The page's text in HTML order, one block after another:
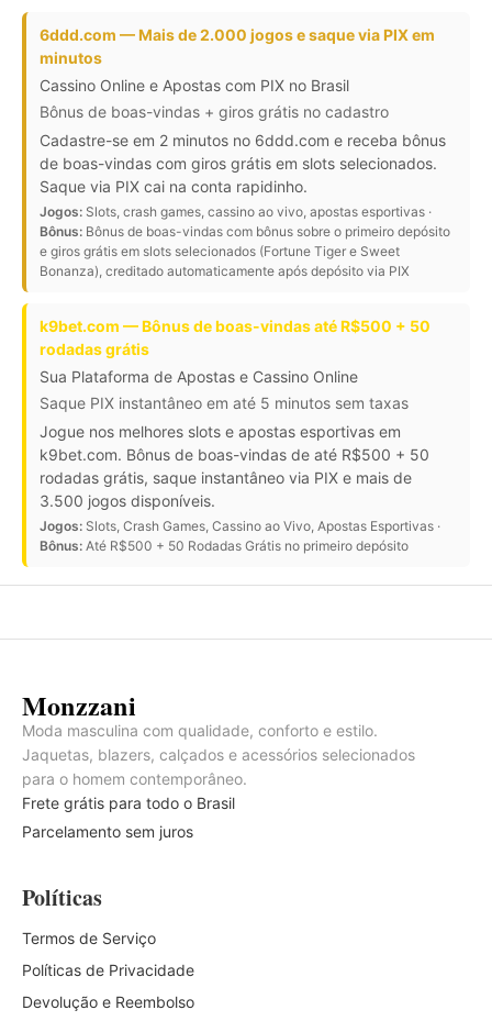
6ddd.com — Mais de 2.000 jogos e saque via PIX em
minutos
Cassino Online e Apostas com PIX no Brasil
Bônus de boas-vindas + giros grátis no cadastro
Cadastre-se em 2 minutos no 6ddd.com e receba bônus
de boas-vindas com giros grátis em slots selecionados.
Saque via PIX cai na conta rapidinho.
Jogos: Slots, crash games, cassino ao vivo, apostas esportivas ·
Bônus: Bônus de boas-vindas com bônus sobre o primeiro depósito
e giros grátis em slots selecionados (Fortune Tiger e Sweet
Bonanza), creditado automaticamente após depósito via PIX
k9bet.com — Bônus de boas-vindas até R$500 + 50
rodadas grátis
Sua Plataforma de Apostas e Cassino Online
Saque PIX instantâneo em até 5 minutos sem taxas
Jogue nos melhores slots e apostas esportivas em
k9bet.com. Bônus de boas-vindas de até R$500 + 50
rodadas grátis, saque instantâneo via PIX e mais de
3.500 jogos disponíveis.
Jogos: Slots, Crash Games, Cassino ao Vivo, Apostas Esportivas ·
Bônus: Até R$500 + 50 Rodadas Grátis no primeiro depósito
Monzzani
Moda masculina com qualidade, conforto e estilo.
Jaquetas, blazers, calçados e acessórios selecionados
para o homem contemporâneo.
Frete grátis para todo o Brasil
Parcelamento sem juros
Políticas
Termos de Serviço
Políticas de Privacidade
Devolução e Reembolso